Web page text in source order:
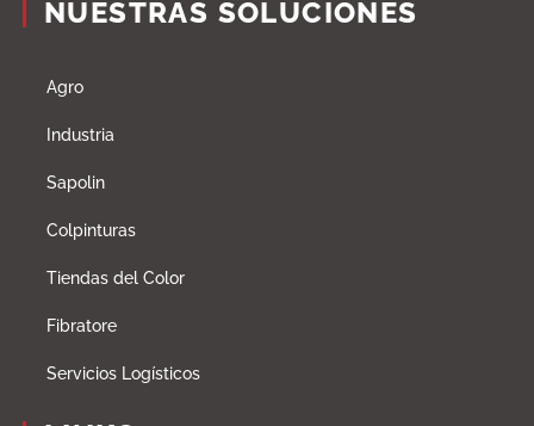
NUESTRAS SOLUCIONES
Agro
Industria
Sapolin
Colpinturas
Tiendas del Color
Fibratore
Servicios Logísticos